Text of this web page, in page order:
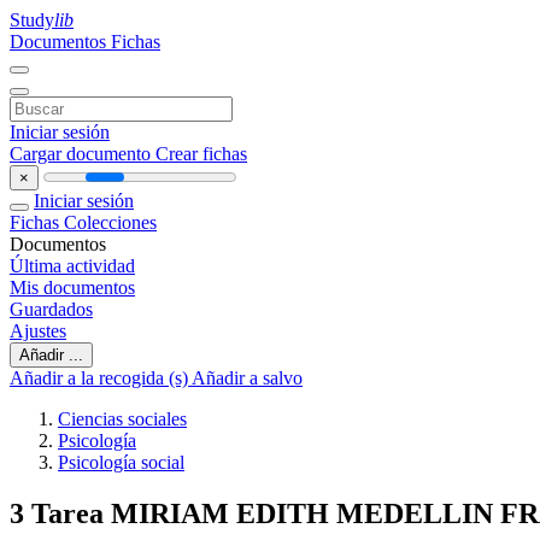
Studylib
Documentos Fichas
Iniciar sesión
Cargar documento Crear fichas
×
Iniciar sesión
Fichas Colecciones
Documentos
Última actividad
Mis documentos
Guardados
Ajustes
Añadir ...
Añadir a la recogida (s) Añadir a salvo
Ciencias sociales
Psicología
Psicología social
3 Tarea MIRIAM EDITH MEDELLIN